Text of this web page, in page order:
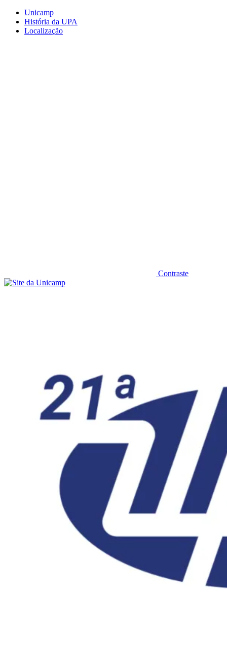
Conteúdo principal
Unicamp
História da UPA
Localização
Contraste